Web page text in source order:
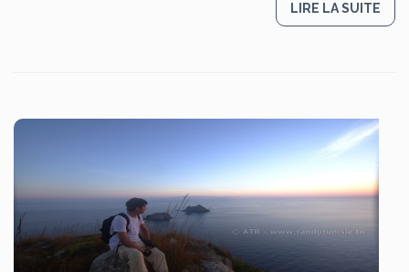
LIRE LA SUITE